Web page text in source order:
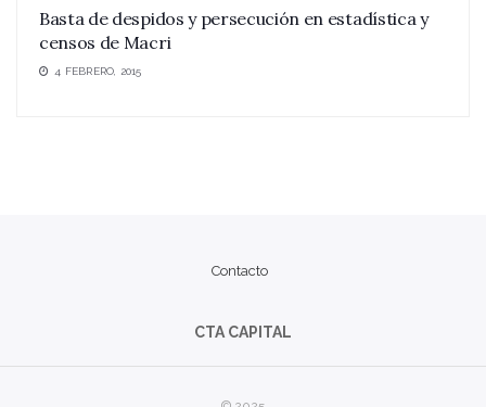
Basta de despidos y persecución en estadística y
censos de Macri
4 FEBRERO, 2015
Contacto
CTA CAPITAL